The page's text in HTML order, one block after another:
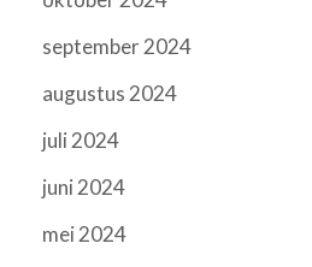
september 2024
augustus 2024
juli 2024
juni 2024
mei 2024